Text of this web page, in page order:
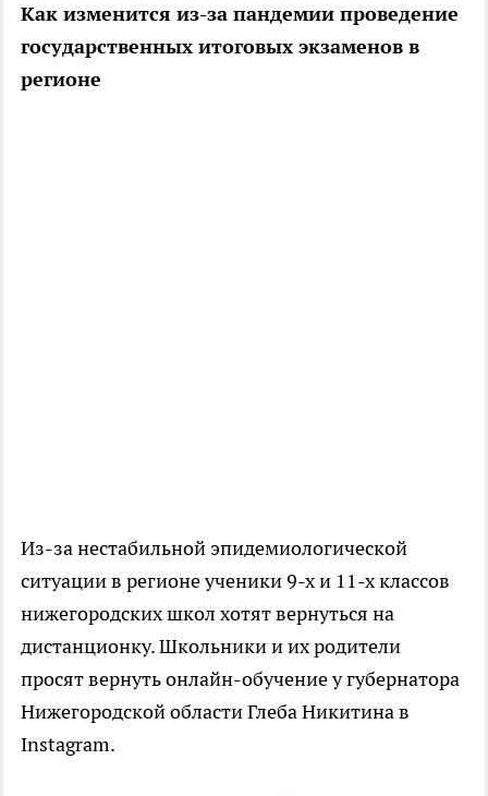
Как изменится из-за пандемии проведение
государственных итоговых экзаменов в
регионе
Из-за нестабильной эпидемиологической
ситуации в регионе ученики 9-х и 11-х классов
нижегородских школ хотят вернуться на
дистанционку. Школьники и их родители
просят вернуть онлайн-обучение у губернатора
Нижегородской области Глеба Никитина в
Instagram.